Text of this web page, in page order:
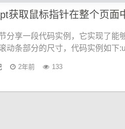
获取鼠标指针在整个页面
分享一段代码实例，它实现了能
动条部分的尺寸，代码实例如下:u
2年前 133